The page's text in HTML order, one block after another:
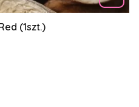
(1szt.)